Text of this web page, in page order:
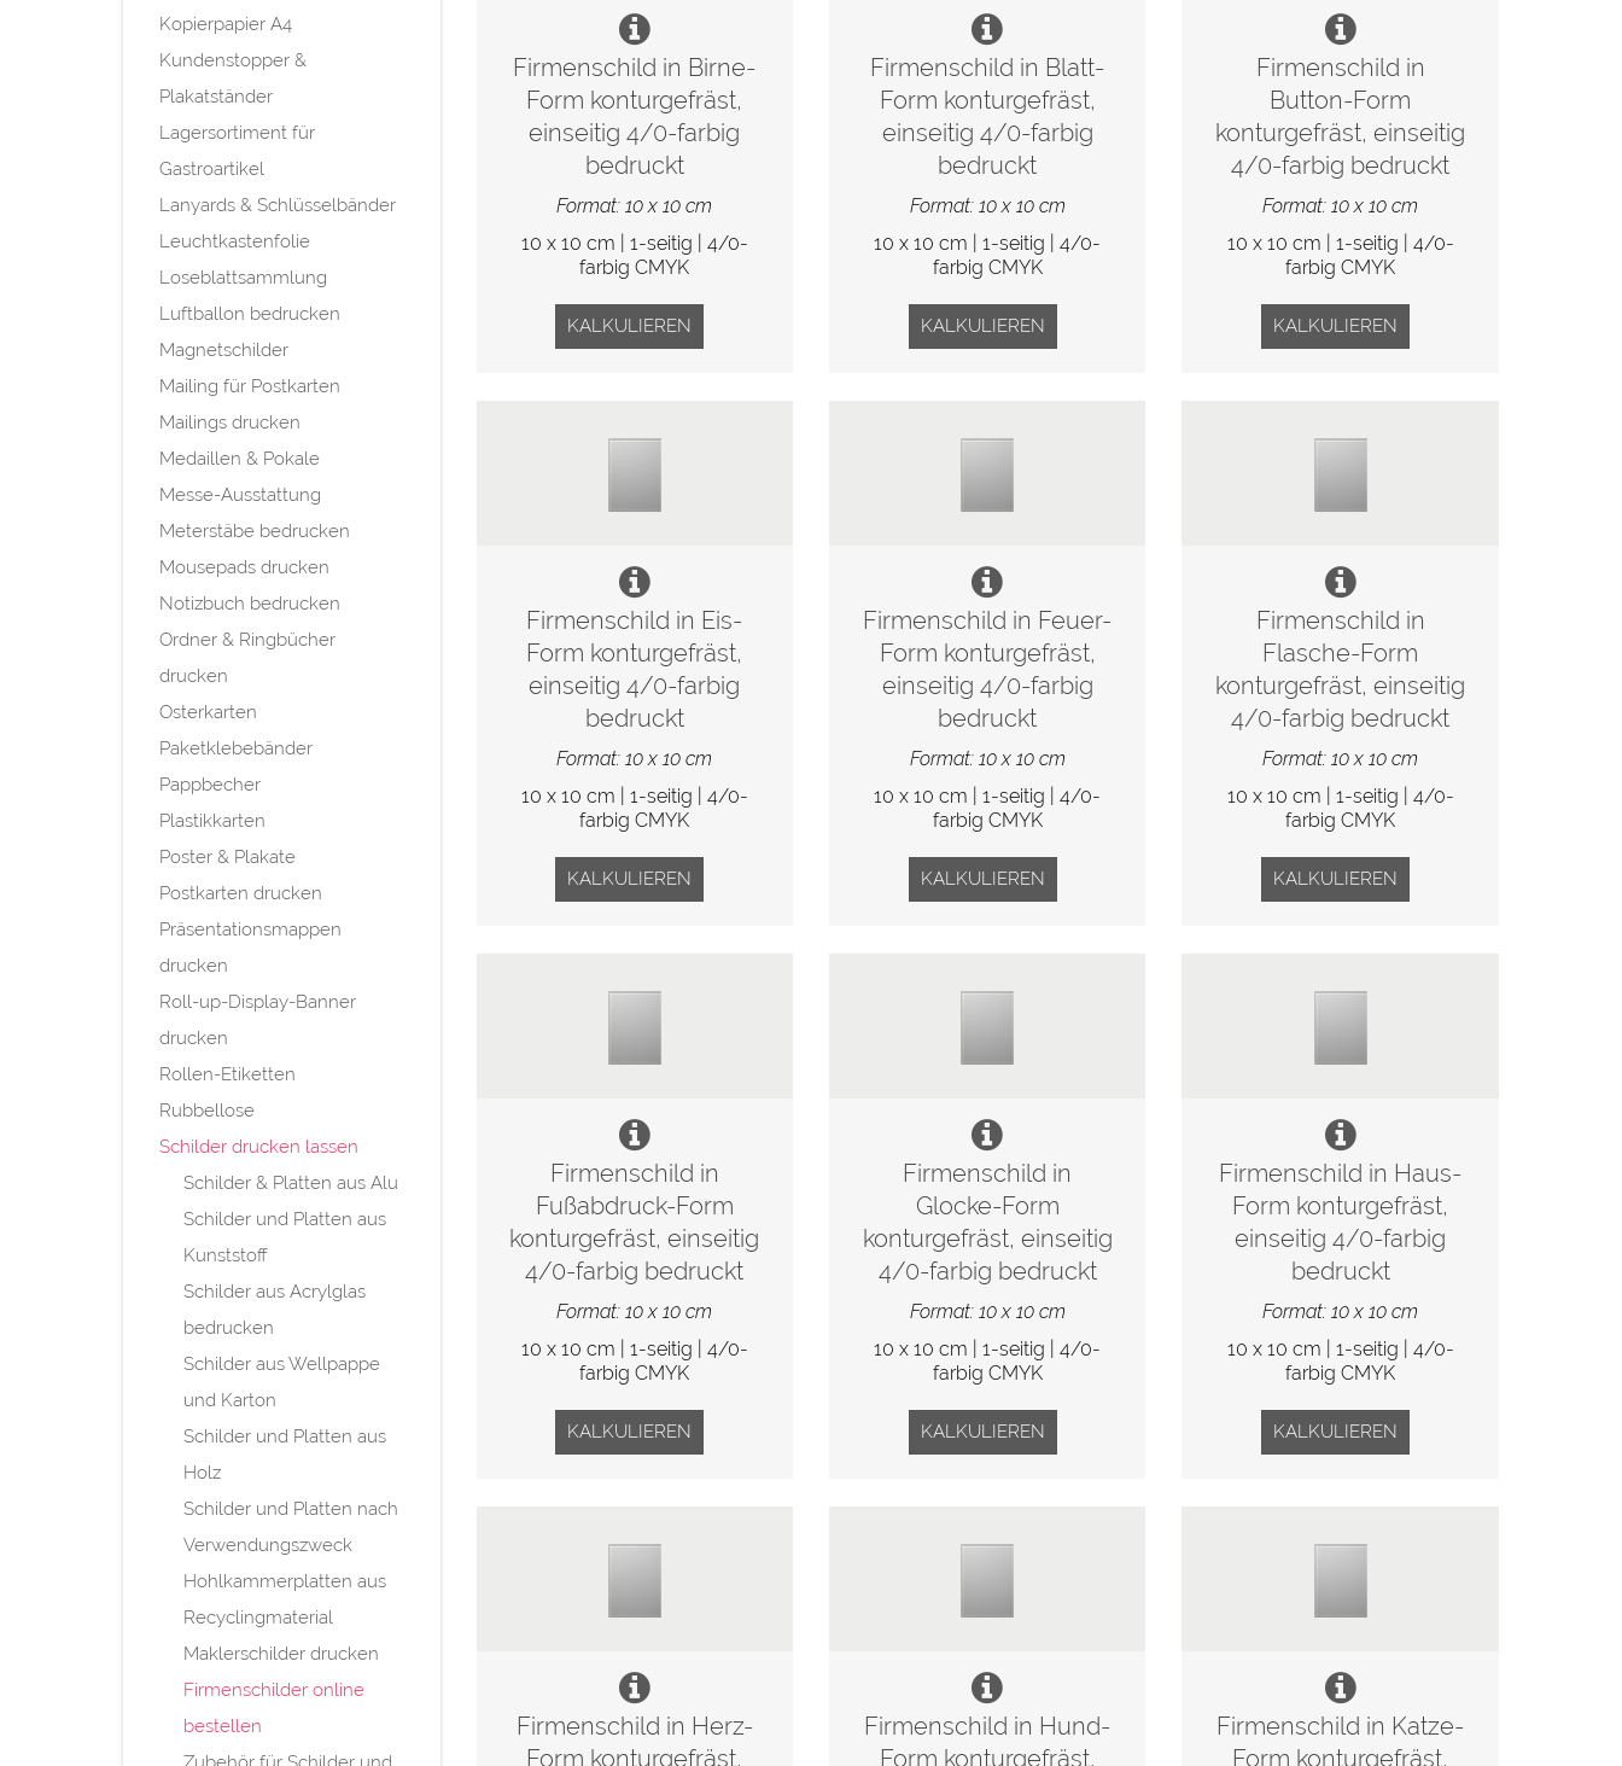
Kopierpapier A4
Kundenstopper &
Plakatständer
Lagersortiment für
Gastroartikel
Lanyards & Schlüsselbänder
Leuchtkastenfolie
Loseblattsammlung
Luftballon bedrucken
Magnetschilder
Mailing für Postkarten
Mailings drucken
Medaillen & Pokale
Messe-Ausstattung
Meterstäbe bedrucken
Mousepads drucken
Notizbuch bedrucken
Ordner & Ringbücher
drucken
Osterkarten
Paketklebebänder
Pappbecher
Plastikkarten
Poster & Plakate
Postkarten drucken
Präsentationsmappen
drucken
Roll-up-Display-Banner
drucken
Rollen-Etiketten
Rubbellose
Schilder drucken lassen
Schilder & Platten aus Alu
Schilder und Platten aus
Kunststoff
Schilder aus Acrylglas
bedrucken
Schilder aus Wellpappe
und Karton
Schilder und Platten aus
Holz
Schilder und Platten nach
Verwendungszweck
Hohlkammerplatten aus
Recyclingmaterial
Maklerschilder drucken
Firmenschilder online
bestellen
Firmenschild in Birne-
Form konturgefräst,
einseitig 4/0-farbig
bedruckt
Format: 10 x 10 cm
10 x 10 cm | 1-seitig | 4/0-
farbig CMYK
KALKULIEREN
Firmenschild in Blatt-
Form konturgefräst,
einseitig 4/0-farbig
bedruckt
Format: 10 x 10 cm
10 x 10 cm | 1-seitig | 4/0-
farbig CMYK
KALKULIEREN
Firmenschild in
Button-Form
konturgefräst, einseitig
4/0-farbig bedruckt
Format: 10 x 10 cm
10 x 10 cm | 1-seitig | 4/0-
farbig CMYK
KALKULIEREN
Firmenschild in Eis-
Form konturgefräst,
einseitig 4/0-farbig
bedruckt
Format: 10 x 10 cm
10 x 10 cm | 1-seitig | 4/0-
farbig CMYK
KALKULIEREN
Firmenschild in Feuer-
Form konturgefräst,
einseitig 4/0-farbig
bedruckt
Format: 10 x 10 cm
10 x 10 cm | 1-seitig | 4/0-
farbig CMYK
KALKULIEREN
Firmenschild in
Flasche-Form
konturgefräst, einseitig
4/0-farbig bedruckt
Format: 10 x 10 cm
10 x 10 cm | 1-seitig | 4/0-
farbig CMYK
KALKULIEREN
Firmenschild in
Fußabdruck-Form
konturgefräst, einseitig
4/0-farbig bedruckt
Format: 10 x 10 cm
10 x 10 cm | 1-seitig | 4/0-
farbig CMYK
KALKULIEREN
Firmenschild in
Glocke-Form
konturgefräst, einseitig
4/0-farbig bedruckt
Format: 10 x 10 cm
10 x 10 cm | 1-seitig | 4/0-
farbig CMYK
KALKULIEREN
Firmenschild in Haus-
Form konturgefräst,
einseitig 4/0-farbig
bedruckt
Format: 10 x 10 cm
10 x 10 cm | 1-seitig | 4/0-
farbig CMYK
KALKULIEREN
Firmenschild in Herz-
Form konturgefräst,
Firmenschild in Hund-
Form konturgefräst,
Firmenschild in Katze-
Form konturgefräst,